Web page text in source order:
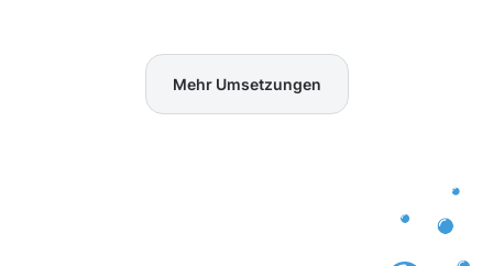
Mehr Umsetzungen